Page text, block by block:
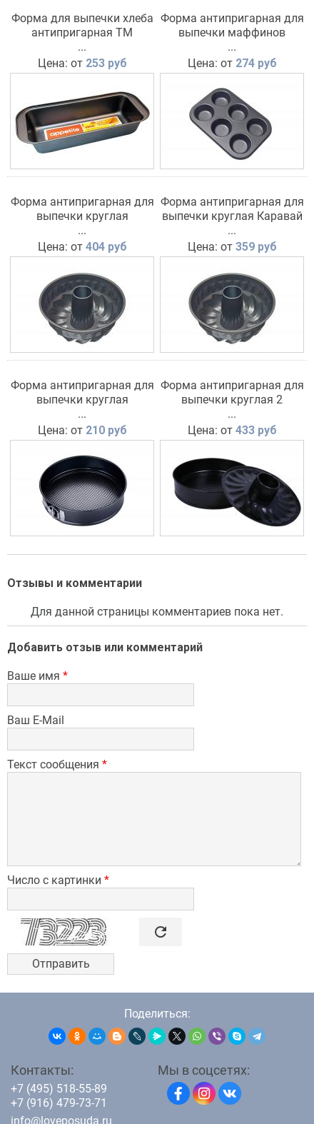
Форма для выпечки хлеба
антипригарная TM
Appetite
...
Цена: от 253 руб
Форма антипригарная для
выпечки маффинов
...
Цена: от 274 руб
Форма антипригарная для
выпечки круглая
Ромашка
...
Цена: от 404 руб
Форма антипригарная для
выпечки круглая Каравай
...
Цена: от 359 руб
Форма антипригарная для
выпечки круглая
разъемная
...
Цена: от 210 руб
Форма антипригарная для
выпечки круглая 2
съемных дна
...
Цена: от 433 руб
Отзывы и комментарии
Для данной страницы комментариев пока нет.
Добавить отзыв или комментарий
Ваше имя *
Ваш E-Mail
Текст сообщения *
Число с картинки *
 refresh
Поделиться:
Контакты:
+7 (495) 518-55-89
+7 (916) 479-73-71
info@loveposuda.ru
Мы в соцсетях: